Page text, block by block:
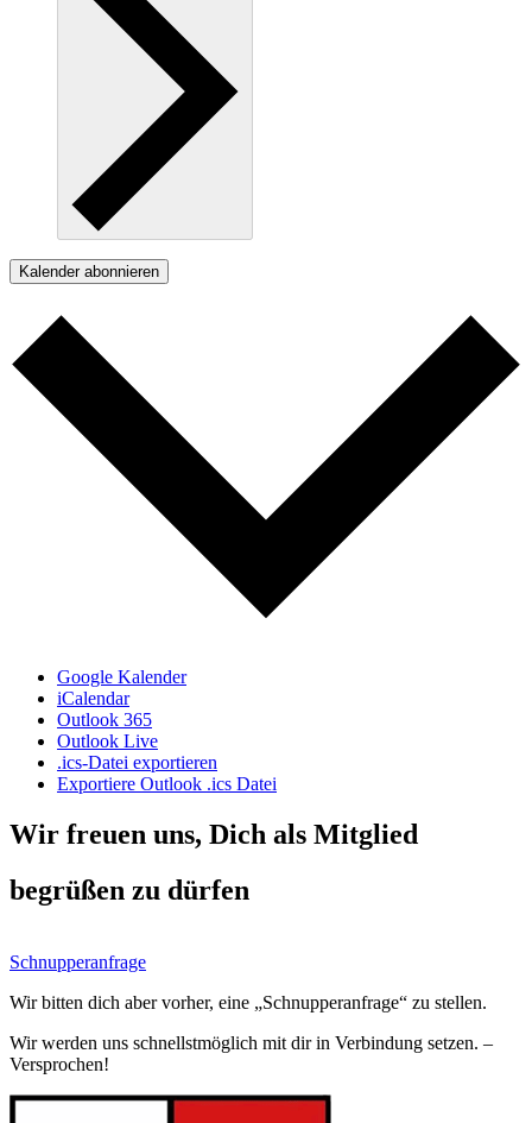
Kalender abonnieren
Google Kalender
iCalendar
Outlook 365
Outlook Live
.ics-Datei exportieren
Exportiere Outlook .ics Datei
Wir freuen uns, Dich als Mitglied
begrüßen zu dürfen
Schnupperanfrage
Wir bitten dich aber vorher, eine „Schnupperanfrage“ zu stellen.
Wir werden uns schnellstmöglich mit dir in Verbindung setzen. –
Versprochen!